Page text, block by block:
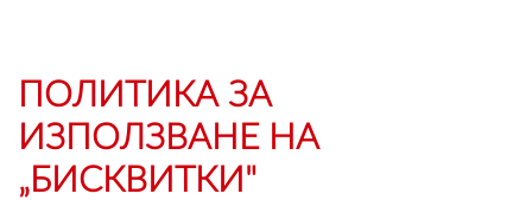
ПОЛИТИКА ЗА
ИЗПОЛЗВАНЕ НА
„БИСКВИТКИ"
0 продукта